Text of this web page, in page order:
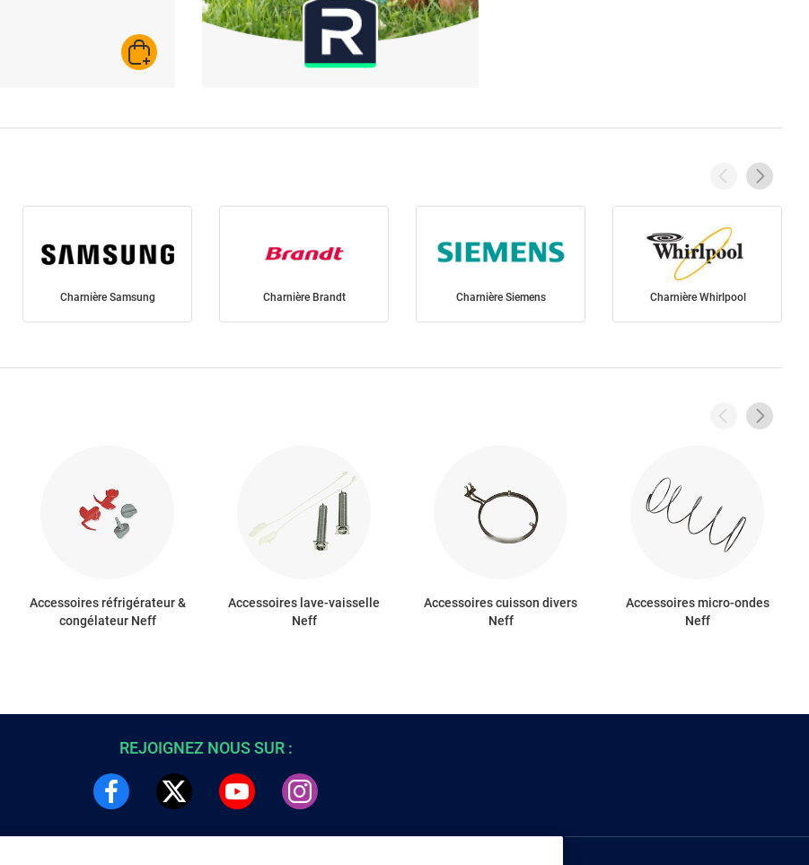
AJOUTER AU PANIER
Charnière Samsung Charnière Brandt Charnière Siemens Charnière Whirlpool
Accessoires réfrigérateur &
congélateur Neff
Accessoires lave-vaisselle
Neff
Accessoires cuisson divers
Neff
Accessoires micro-ondes
Neff
REJOIGNEZ NOUS SUR :